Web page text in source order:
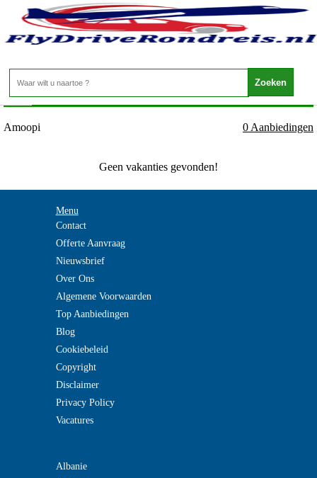
Griekenland - Karpathos - Amoopi
Home>
Amoopi 0 Aanbiedingen
Geen vakanties gevonden!
Menu
Contact
Offerte Aanvraag
Nieuwsbrief
Over Ons
Algemene Voorwaarden
Top Aanbiedingen
Blog
Cookiebeleid
Copyright
Disclaimer
Privacy Policy
Vacatures
Albanie